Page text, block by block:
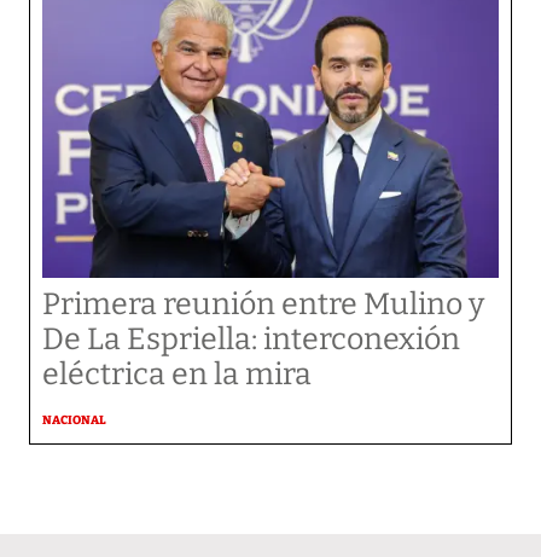
Primera reunión entre Mulino y
De La Espriella: interconexión
eléctrica en la mira
NACIONAL